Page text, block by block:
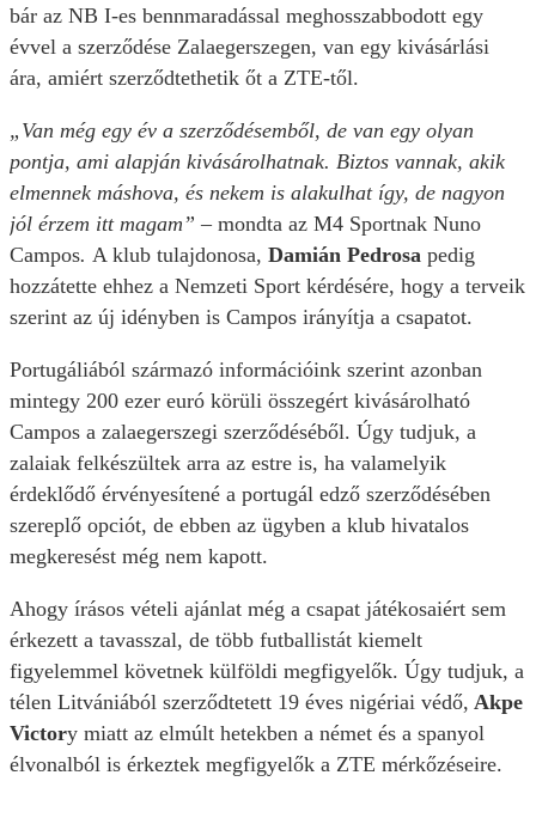
bár az NB I-es bennmaradással meghosszabbodott egy
évvel a szerződése Zalaegerszegen, van egy kivásárlási
ára, amiért szerződtethetik őt a ZTE-től.
„Van még egy év a szerződésemből, de van egy olyan
pontja, ami alapján kivásárolhatnak. Biztos vannak, akik
elmennek máshova, és nekem is alakulhat így, de nagyon
jól érzem itt magam” – mondta az M4 Sportnak Nuno
Campos. A klub tulajdonosa, Damián Pedrosa pedig
hozzátette ehhez a Nemzeti Sport kérdésére, hogy a terveik
szerint az új idényben is Campos irányítja a csapatot.
Portugáliából származó információink szerint azonban
mintegy 200 ezer euró körüli összegért kivásárolható
Campos a zalaegerszegi szerződéséből. Úgy tudjuk, a
zalaiak felkészültek arra az estre is, ha valamelyik
érdeklődő érvényesítené a portugál edző szerződésében
szereplő opciót, de ebben az ügyben a klub hivatalos
megkeresést még nem kapott.
Ahogy írásos vételi ajánlat még a csapat játékosaiért sem
érkezett a tavasszal, de több futballistát kiemelt
figyelemmel követnek külföldi megfigyelők. Úgy tudjuk, a
télen Litvániából szerződtetett 19 éves nigériai védő, Akpe
Victory miatt az elmúlt hetekben a német és a spanyol
élvonalból is érkeztek megfigyelők a ZTE mérkőzéseire.